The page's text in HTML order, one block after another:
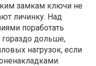
замкам ключи не
личинку. Над
поработать
дольше,
нагрузок, если